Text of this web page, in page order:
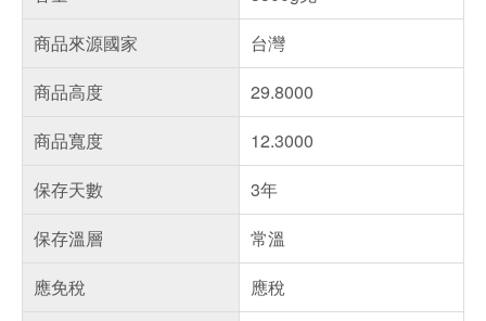
商品來源國家
台灣
商品高度
29.8000
商品寬度
12.3000
保存天數
3年
保存溫層
常溫
應免稅
應稅